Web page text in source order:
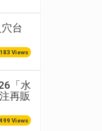
台
Views
「水
再販
499 Views